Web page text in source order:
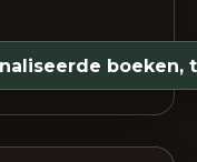
boeken,